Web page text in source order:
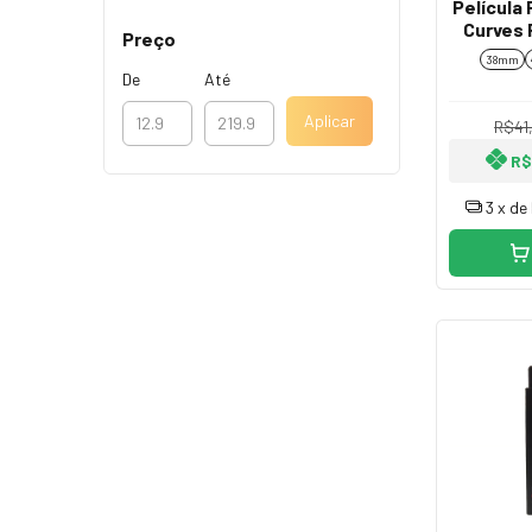
Preço
De Até
Aplicar
Película
Curves
38mm
3 x de